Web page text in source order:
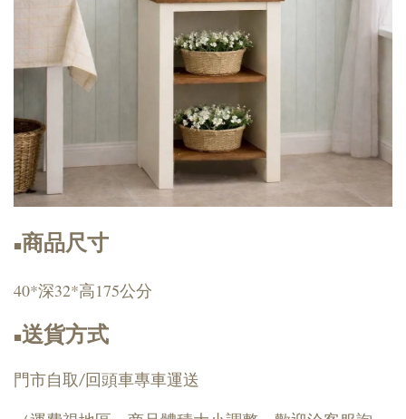
■商品尺寸
40*深32*高175公分
■送貨方式
門市自取/回頭車專車運送